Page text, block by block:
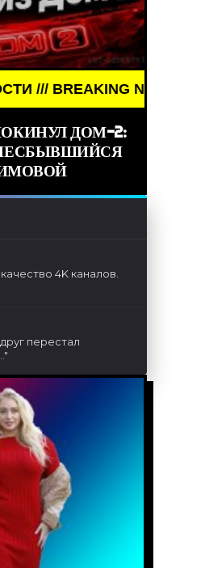
NEWS /// НОВОСТИ
ДОМ-2:
4K каналов.
перестал
"